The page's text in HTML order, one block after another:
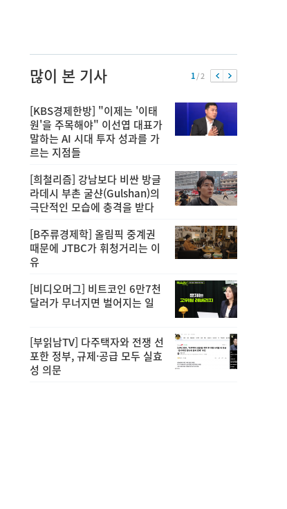
많이 본 기사 1/ 2
[KBS경제한방] "이제는 '이태
원'을 주목해야" 이선엽 대표가
말하는 AI 시대 투자 성과를 가
르는 지점들
[희철리즘] 강남보다 비싼 방글
라데시 부촌 굴샨(Gulshan)의
극단적인 모습에 충격을 받다
[B주류경제학] 올림픽 중계권
때문에 JTBC가 휘청거리는 이
유
[비디오머그] 비트코인 6만7천
달러가 무너지면 벌어지는 일
[부읽남TV] 다주택자와 전쟁 선
포한 정부, 규제·공급 모두 실효
성 의문